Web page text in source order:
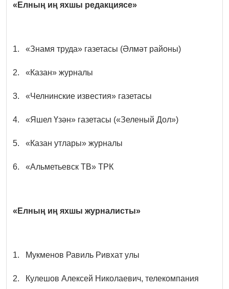
«Елның иң яхшы редакциясе»
1. «Знамя труда» газетасы (Әлмәт районы)
2. «Казан» журналы
3. «Челнинские известия» газетасы
4. «Яшел Үзән» газетасы («Зеленый Дол»)
5. «Казан утлары» журналы
6. «Альметьевск ТВ» ТРК
«Елның иң яхшы журналисты»
1. Мукменов Равиль Ривхат улы
2. Кулешов Алексей Николаевич, телекомпания